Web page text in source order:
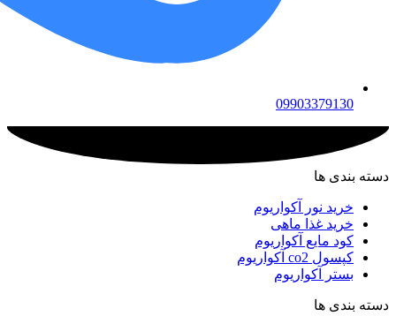
09903379130
دسته بندی ها
خرید نور آکواریوم
خرید غذا ماهی
کود مایع آکواریوم
کپسول co2 آکواریوم
بستر آکواریوم
دسته بندی ها